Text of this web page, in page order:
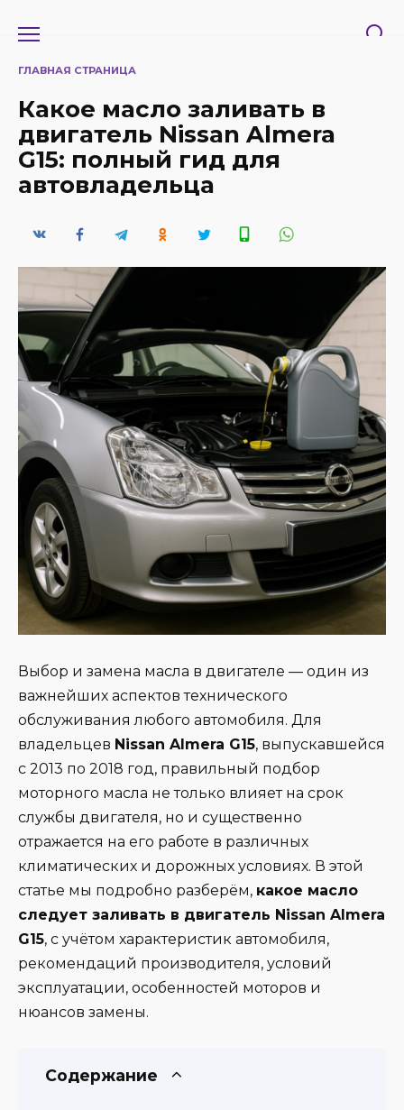
ГЛАВНАЯ СТРАНИЦА
Какое масло заливать в
двигатель Nissan Almera
G15: полный гид для
автовладельца
Выбор и замена масла в двигателе — один из
важнейших аспектов технического
обслуживания любого автомобиля. Для
владельцев Nissan Almera G15, выпускавшейся
с 2013 по 2018 год, правильный подбор
моторного масла не только влияет на срок
службы двигателя, но и существенно
отражается на его работе в различных
климатических и дорожных условиях. В этой
статье мы подробно разберём, какое масло
следует заливать в двигатель Nissan Almera
G15, с учётом характеристик автомобиля,
рекомендаций производителя, условий
эксплуатации, особенностей моторов и
нюансов замены.
Содержание